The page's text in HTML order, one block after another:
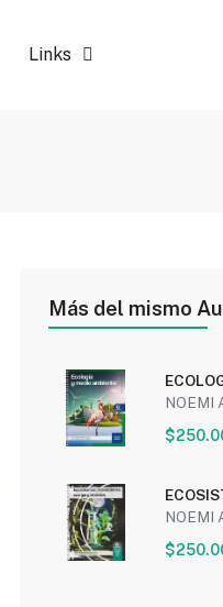
Links
Más del mismo
(NEM)
NOEMI
NOEMI